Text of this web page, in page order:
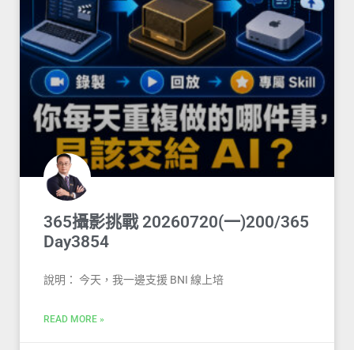
365攝影挑戰 20260720(一)200/365
Day3854
說明： 今天，我一邊支援 BNI 線上培
READ MORE »